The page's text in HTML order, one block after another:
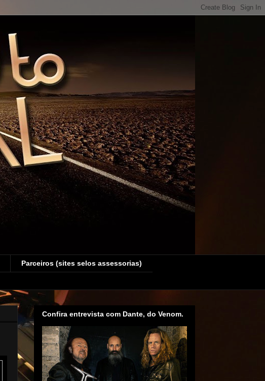
Parceiros (sites selos assessorias)
Confira entrevista com Dante, do Venom.